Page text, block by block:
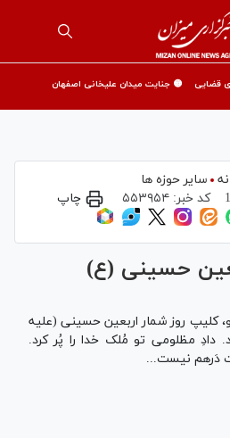
قضایی 🟡 جنایت میدان علیخانی اصفهان
سایر حوزه ها
کد خبر: ۵۵۳۹۵۴ چاپ
کلیپ روز شمار اربعین حسینی (علیه
دادِ مظلومی تو مُلک خدا را پُر کرد.
دَرهم نیست...